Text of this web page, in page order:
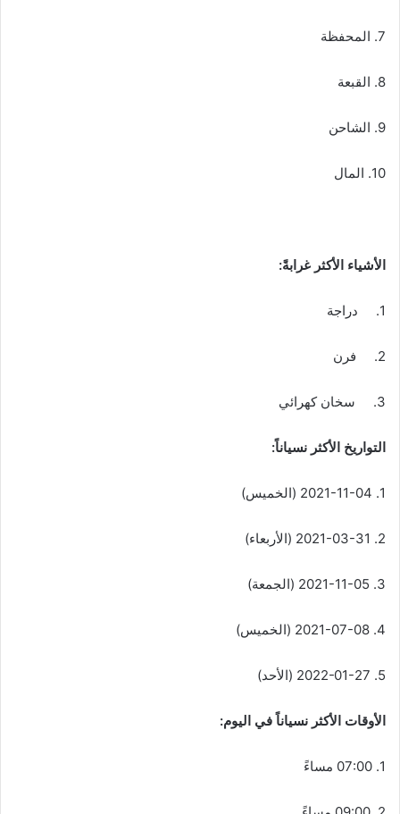
7. المحفظة
8. القبعة
9. الشاحن
10. المال
الأشياء الأكثر غرابةً:
1. دراجة
2. فرن
3. سخان كهرائي
التواريخ الأكثر نسياناً:
1. 2021-11-04 (الخميس)
2. 2021-03-31 (الأربعاء)
3. 2021-11-05 (الجمعة)
4. 2021-07-08 (الخميس)
5. 2022-01-27 (الأحد)
الأوقات الأكثر نسياناً في اليوم:
1. 07:00 مساءً